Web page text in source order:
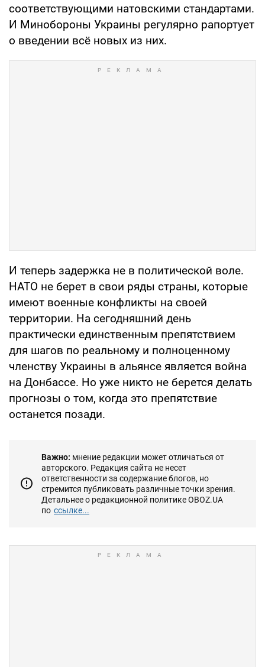
соответствующими натовскими стандартами.
И Минобороны Украины регулярно рапортует
о введении всё новых из них.
И теперь задержка не в политической воле.
НАТО не берет в свои ряды страны, которые
имеют военные конфликты на своей
территории. На сегодняшний день
практически единственным препятствием
для шагов по реальному и полноценному
членству Украины в альянсе является война
на Донбассе. Но уже никто не берется делать
прогнозы о том, когда это препятствие
останется позади.
Важно: мнение редакции может отличаться от
авторского. Редакция сайта не несет
ответственности за содержание блогов, но
стремится публиковать различные точки зрения.
Детальнее о редакционной политике OBOZ.UA
по ссылке...